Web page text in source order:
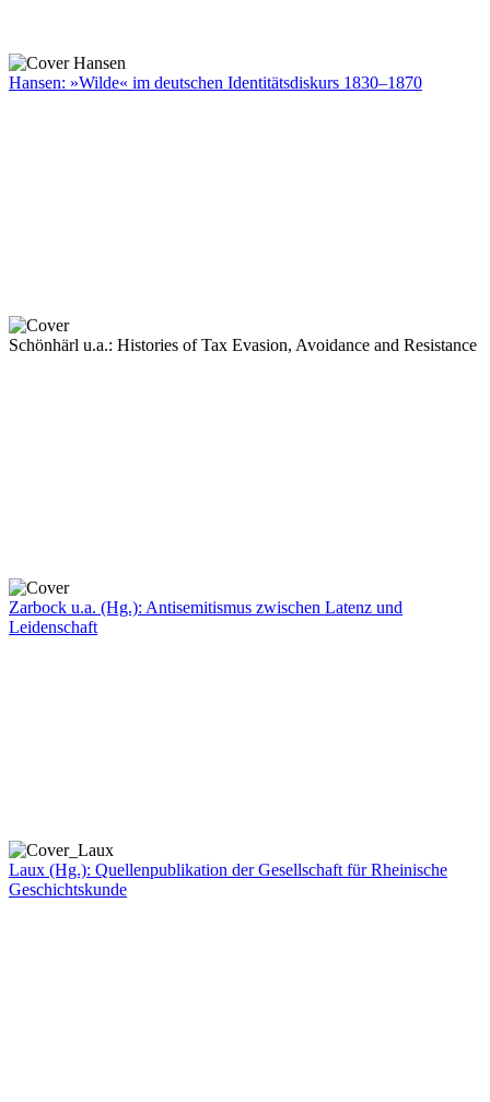
Hansen: »Wilde« im deutschen Identitätsdiskurs 1830–1870
Schönhärl u.a.: Histories of Tax Evasion, Avoidance and Resistance
Zarbock u.a. (Hg.): Antisemitismus zwischen Latenz und
Leidenschaft
Laux (Hg.): Quellenpublikation der Gesellschaft für Rheinische
Geschichtskunde